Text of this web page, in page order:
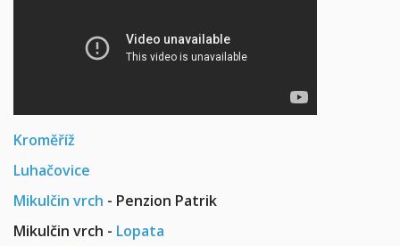
Kroměříž
Luhačovice
Mikulčin vrch - Penzion Patrik
Mikulčin vrch - Lopata